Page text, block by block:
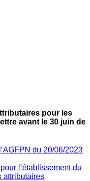
pour les
avant le 30 juin de
du 20/06/2023
l’établissement du
attributaires